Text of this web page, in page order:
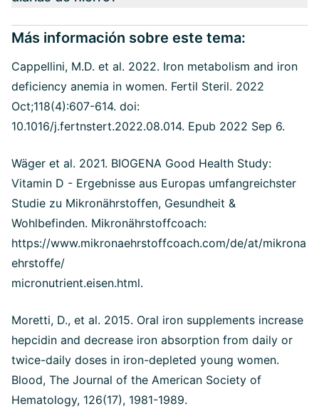
Más información sobre este tema:
Cappellini, M.D. et al. 2022. Iron metabolism and iron
deficiency anemia in women. Fertil Steril. 2022
Oct;118(4):607-614. doi:
10.1016/j.fertnstert.2022.08.014. Epub 2022 Sep 6.
Wäger et al. 2021. BIOGENA Good Health Study:
Vitamin D - Ergebnisse aus Europas umfangreichster
Studie zu Mikronährstoffen, Gesundheit &
Wohlbefinden. Mikronährstoffcoach:
https://www.mikronaehrstoffcoach.com/de/at/mikrona
ehrstoffe/
micronutrient.eisen.html.
Moretti, D., et al. 2015. Oral iron supplements increase
hepcidin and decrease iron absorption from daily or
twice-daily doses in iron-depleted young women.
Blood, The Journal of the American Society of
Hematology, 126(17), 1981-1989.